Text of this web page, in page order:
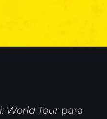
World Tour para